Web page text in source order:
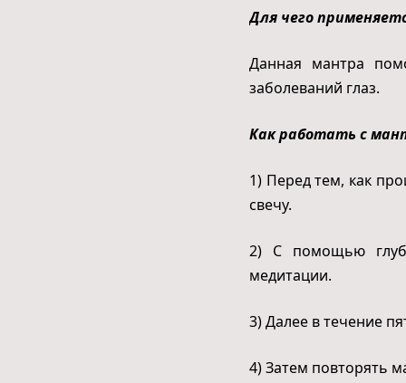
Для чего
Данная мантра
заболеваний глаз.
Как работать с
1) Перед тем, как
свечу.
2) С помощью
медитации.
3) Далее в течение
4) Затем повторять